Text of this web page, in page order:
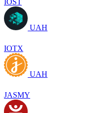
UAH
IOTX
UAH
JASMY